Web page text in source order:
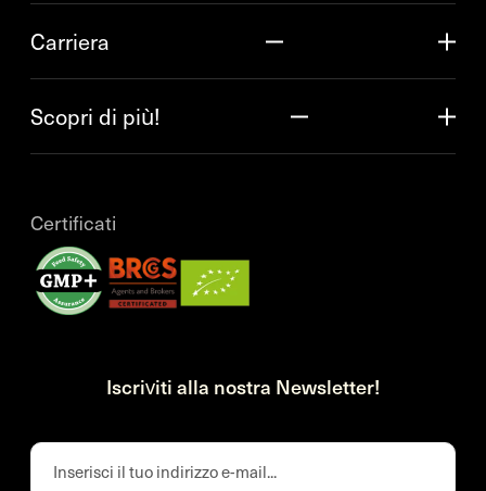
Carriera
Scopri di più!
Certificati
Iscriviti alla nostra Newsletter!